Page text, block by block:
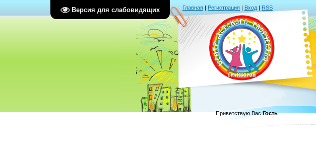
Версия для слабовидящих Главная | Регистрация | Вход | RSS
Приветствую Вас Гость